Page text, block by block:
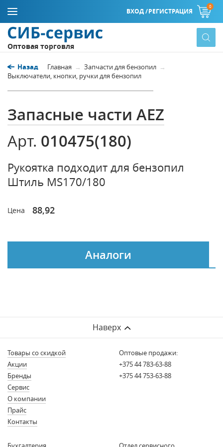
ВХОД /РЕГИСТРАЦИЯ
0
Оптовая торговля
Назад Главная
Запчасти для бензопил
Выключатели, кнопки, ручки для бензопил
Запасные части AEZ
Арт. 010475(180)
Рукоятка подходит для бензопил
Штиль MS170/180
Цена 88,92
Аналоги
Наверх
Товары со скидкой
Акции
Бренды
Сервис
О компании
Прайс
Контакты
Оптовые продажи:
+375 44 783-63-88
+375 44 753-63-88